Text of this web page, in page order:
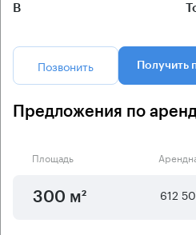
B
Позвонить Получить
Предложения по
Площадь
300 м² 612